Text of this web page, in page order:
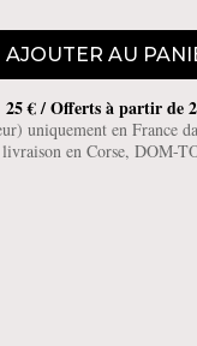
AJOUTER AU
€ / Offerts à partir de
uniquement en France
en Corse, DOM-